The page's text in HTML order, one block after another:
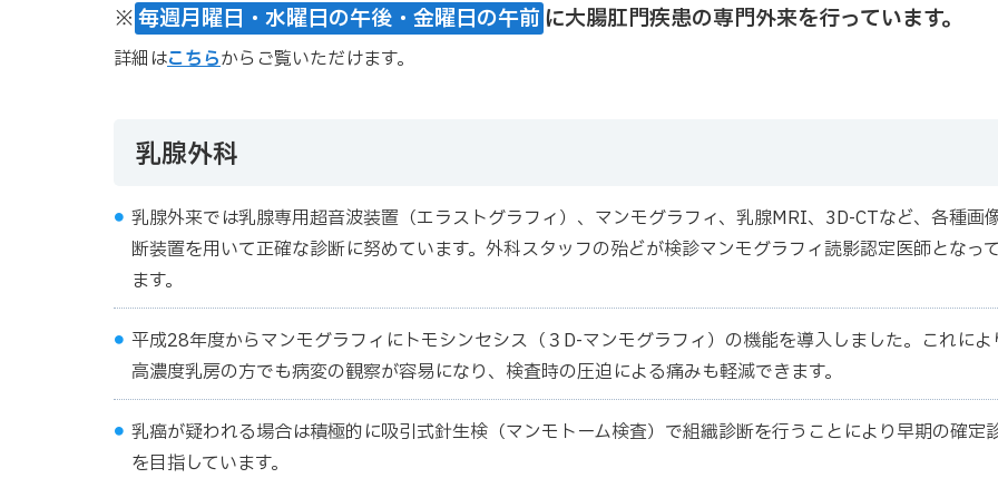
※毎週月曜日・水曜日の午後・金曜日の午前 に大腸肛門疾患の専門外来を行っています。
詳細はこちらからご覧いただけます。
乳腺外科
乳腺外来では乳腺専用超音波装置（エラストグラフィ）、マンモグラフィ、乳腺MRI、3D-CTなど、各種画
断装置を用いて正確な診断に努めています。外科スタッフの殆どが検診マンモグラフィ読影認定医師となっ
ます。
平成28年度からマンモグラフィにトモシンセシス（３D-マンモグラフィ）の機能を導入しました。これによ
高濃度乳房の方でも病変の観察が容易になり、検査時の圧迫による痛みも軽減できます。
乳癌が疑われる場合は積極的に吸引式針生検（マンモトーム検査）で組織診断を行うことにより早期の確定
を目指しています。